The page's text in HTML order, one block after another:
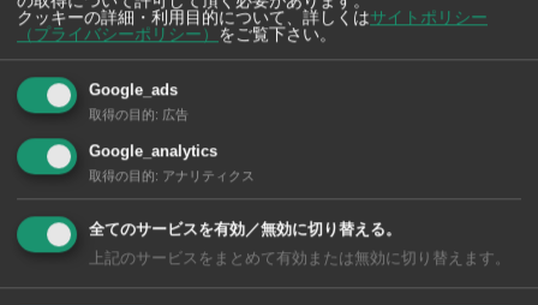
クッキーの詳細・利用目的について、詳しくはサイトポリシー
（プライバシーポリシー）
をご覧下さい。
Google_ads
取得の目的: 広告
Google_analytics
取得の目的: アナリティクス
全てのサービスを有効／無効に切り替える。
上記のサービスをまとめて有効または無効に切り替えます。